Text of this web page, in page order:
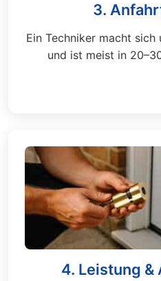
3.
Ein Techniker macht sich
und ist meist in
4. Leistung &